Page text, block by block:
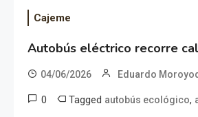
Cajeme
Autobús eléctrico recorre
04/06/2026 Eduardo
0 Tagged autobús ecológico,